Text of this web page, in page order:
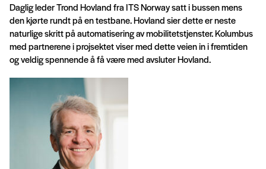
Daglig leder Trond Hovland fra ITS Norway satt i bussen mens
den kjørte rundt på en testbane. Hovland sier dette er neste
naturlige skritt på automatisering av mobilitetstjenster. Kolumbus
med partnerene i projsektet viser med dette veien in i fremtiden
og veldig spennende å få være med avsluter Hovland.